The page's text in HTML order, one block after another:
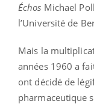
Échos Michael
l’Université de
Mais la
années 1960 a
ont décidé de
pharmaceutique